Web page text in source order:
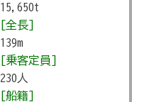
15,650t
[全長]
139m
[乗客定員]
230人
[船籍]